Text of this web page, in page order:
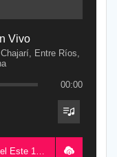
Vivo
Entre Ríos,
00:00